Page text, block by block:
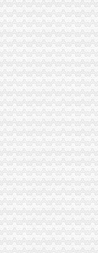
靖注册公司】-曲靖易登网
记帐,税务登记,一
册-沈赶集网
理记账_西宁城西区工商
册280元|代办营业执照|代
边易登网
册登记_一般纳税人申请_
册|东光代办个体营业执照
册代办|郑州航空港区代办